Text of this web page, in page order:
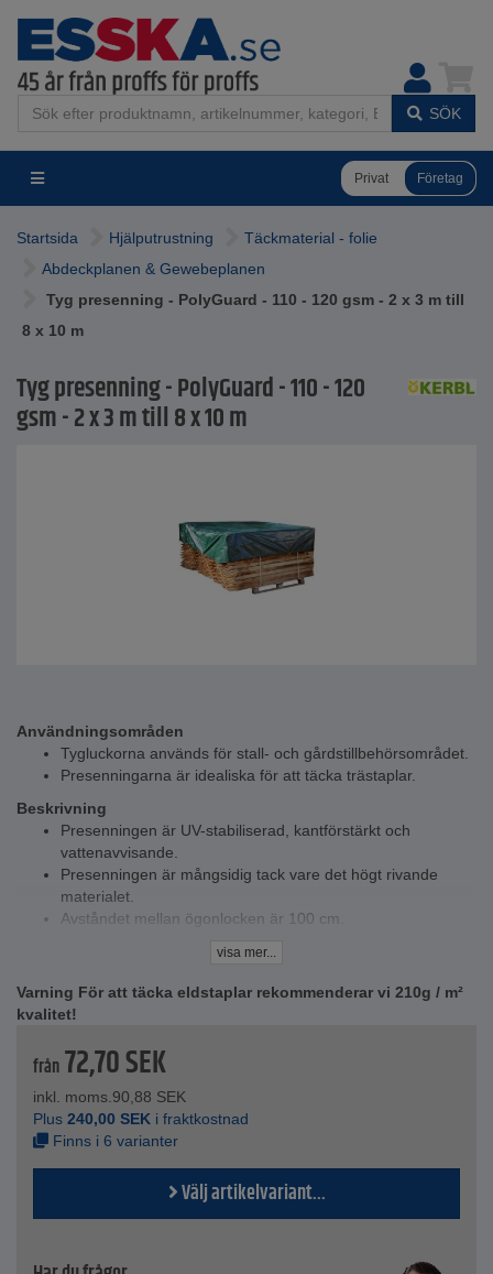
SÖK
Privat Företag
Startsida Hjälputrustning
Täckmaterial - folie
Abdeckplanen & Gewebeplanen
Tyg presenning - PolyGuard - 110 - 120 gsm - 2 x 3 m till
8 x 10 m
Tyg presenning - PolyGuard - 110 - 120
gsm - 2 x 3 m till 8 x 10 m
Användningsområden
Tygluckorna används för stall- och gårdstillbehörsområdet.
Presenningarna är idealiska för att täcka trästaplar.
Beskrivning
Presenningen är UV-stabiliserad, kantförstärkt och
vattenavvisande.
Presenningen är mångsidig tack vare det högt rivande
materialet.
Avståndet mellan ögonlocken är 100 cm.
Längd - 3 till 10 m
visa mer...
Varning För att täcka eldstaplar rekommenderar vi 210g / m²
kvalitet!
från 72,70SEK
inkl. moms.90,88 SEK
Plus 240,00 SEK i fraktkostnad
Finns i 6 varianter
Välj artikelvariant...